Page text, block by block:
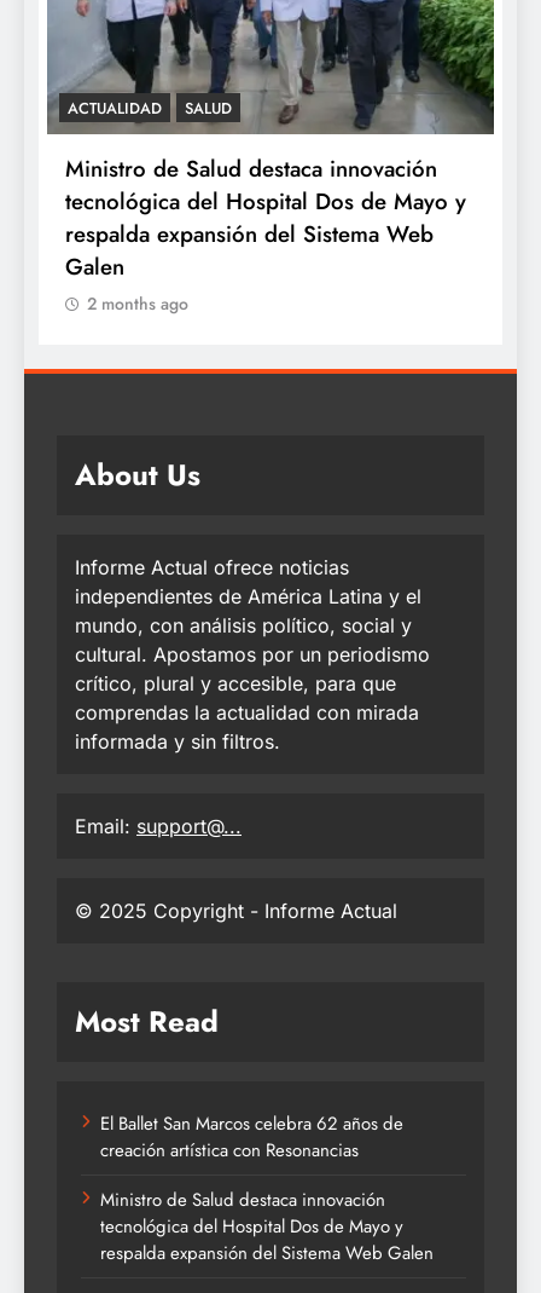
SALUD
Salud destaca innovación
del Hospital Dos de Mayo y
del Sistema Web
SALUD
Minsa: INSN
ovárico de
años proveniente
About Us
Informe Actual ofrece noticias
independientes de América Latina y el
mundo, con análisis político, social y
cultural. Apostamos por un periodismo
crítico, plural y accesible, para que
comprendas la actualidad con mirada
informada y sin filtros.
Email: support@...
© 2025 Copyright - Informe Actual
Most Read
El Ballet San Marcos celebra 62 años de
creación artística con Resonancias
Ministro de Salud destaca innovación
tecnológica del Hospital Dos de Mayo y
respalda expansión del Sistema Web Galen